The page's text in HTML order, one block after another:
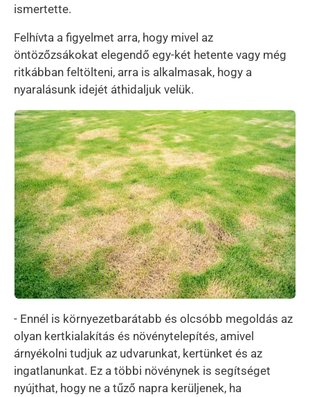
ismertette.
Felhívta a figyelmet arra, hogy mivel az
öntözőzsákokat elegendő egy-két hetente vagy még
ritkábban feltölteni, arra is alkalmasak, hogy a
nyaralásunk idejét áthidaljuk velük.
Kép
- Ennél is környezetbarátabb és olcsóbb megoldás az
olyan kertkialakítás és növénytelepítés, amivel
árnyékolni tudjuk az udvarunkat, kertünket és az
ingatlanunkat. Ez a többi növénynek is segítséget
nyújthat, hogy ne a tűző napra kerüljenek, ha